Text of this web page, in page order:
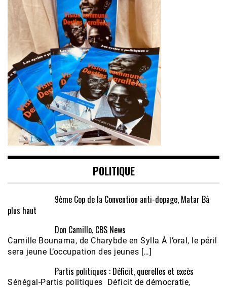
POLITIQUE
9ème Cop de la Convention anti-dopage, Matar Bâ
plus haut
Don Camillo, CBS News
Camille Bounama, de Charybde en Sylla À l’oral, le péril
sera jeune L’occupation des jeunes […]
Partis politiques : Déficit, querelles et excès
Sénégal-Partis politiques Déficit de démocratie,